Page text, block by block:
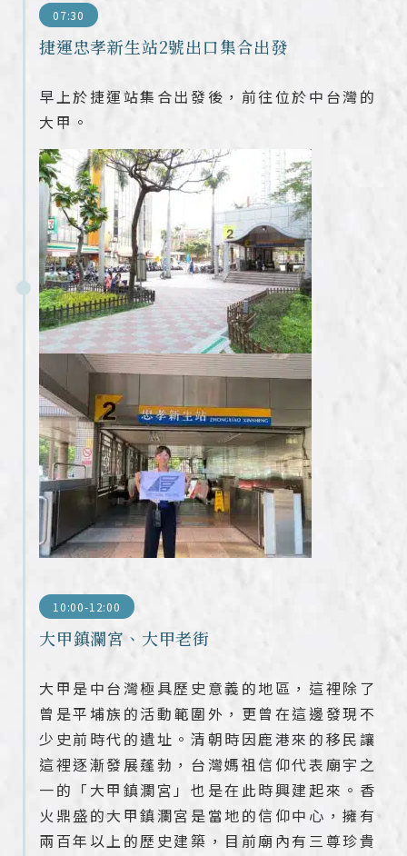
07:30
捷運忠孝新生站2號出口集合出發
早上於捷運站集合出發後，前往位於中台灣的
大甲。
10:00-12:00
大甲鎮瀾宮、大甲老街
大甲是中台灣極具歷史意義的地區，這裡除了
曾是平埔族的活動範圍外，更曾在這邊發現不
少史前時代的遺址。清朝時因鹿港來的移民讓
這裡逐漸發展蓬勃，台灣媽祖信仰代表廟宇之
一的「大甲鎮瀾宮」也是在此時興建起來。香
火鼎盛的大甲鎮瀾宮是當地的信仰中心，擁有
兩百年以上的歷史建築，目前廟內有三尊珍貴